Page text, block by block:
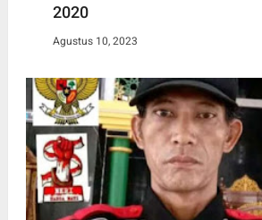
2020
Agustus 10, 2023